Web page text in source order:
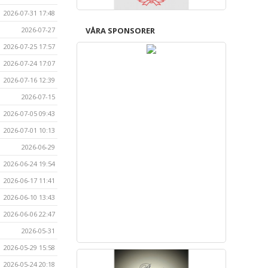
2026-07-31 17:48
2026-07-27
2026-07-25 17:57
2026-07-24 17:07
2026-07-16 12:39
2026-07-15
2026-07-05 09:43
2026-07-01 10:13
2026-06-29
2026-06-24 19:54
2026-06-17 11:41
2026-06-10 13:43
2026-06-06 22:47
2026-05-31
2026-05-29 15:58
2026-05-24 20:18
VÅRA SPONSORER